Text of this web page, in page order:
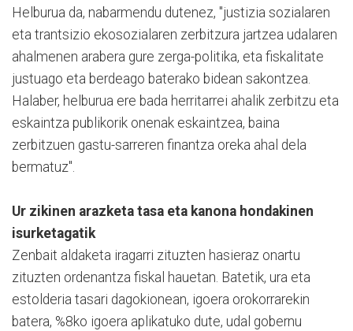
Helburua da, nabarmendu dutenez, "justizia sozialaren
eta trantsizio ekosozialaren zerbitzura jartzea udalaren
ahalmenen arabera gure zerga-politika, eta fiskalitate
justuago eta berdeago baterako bidean sakontzea.
Halaber, helburua ere bada herritarrei ahalik zerbitzu eta
eskaintza publikorik onenak eskaintzea, baina
zerbitzuen gastu-sarreren finantza oreka ahal dela
bermatuz".
Ur zikinen arazketa tasa eta kanona hondakinen
isurketagatik
Zenbait aldaketa iragarri zituzten hasieraz onartu
zituzten ordenantza fiskal hauetan. Batetik, ura eta
estolderia tasari dagokionean, igoera orokorrarekin
batera, %8ko igoera aplikatuko dute, udal gobernu